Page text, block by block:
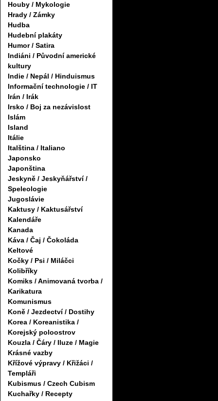
Houby / Mykologie
Hrady / Zámky
Hudba
Hudební plakáty
Humor / Satira
Indiáni / Původní americké
kultury
Indie / Nepál / Hinduismus
Informační technologie / IT
Irán / Irák
Irsko / Boj za nezávislost
Islám
Island
Itálie
Italština / Italiano
Japonsko
Japonština
Jeskyně / Jeskyňářství /
Speleologie
Jugoslávie
Kaktusy / Kaktusářství
Kalendáře
Kanada
Káva / Čaj / Čokoláda
Keltové
Kočky / Psi / Miláčci
Kolibříky
Komiks / Animovaná tvorba /
Karikatura
Komunismus
Koně / Jezdectví / Dostihy
Korea / Koreanistika /
Korejský poloostrov
Kouzla / Čáry / Iluze / Magie
Krásné vazby
Křížové výpravy / Křižáci /
Templáři
Kubismus / Czech Cubism
Kuchařky / Recepty